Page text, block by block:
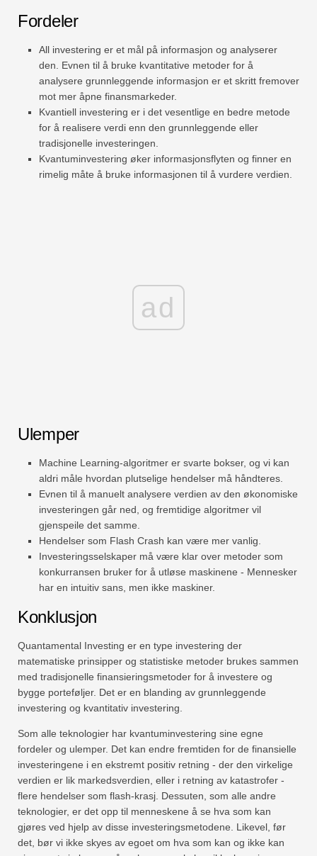
Fordeler
All investering er et mål på informasjon og analyserer
den. Evnen til å bruke kvantitative metoder for å
analysere grunnleggende informasjon er et skritt fremover
mot mer åpne finansmarkeder.
Kvantiell investering er i det vesentlige en bedre metode
for å realisere verdi enn den grunnleggende eller
tradisjonelle investeringen.
Kvantuminvestering øker informasjonsflyten og finner en
rimelig måte å bruke informasjonen til å vurdere verdien.
ad
Ulemper
Machine Learning-algoritmer er svarte bokser, og vi kan
aldri måle hvordan plutselige hendelser må håndteres.
Evnen til å manuelt analysere verdien av den økonomiske
investeringen går ned, og fremtidige algoritmer vil
gjenspeile det samme.
Hendelser som Flash Crash kan være mer vanlig.
Investeringsselskaper må være klar over metoder som
konkurransen bruker for å utløse maskinene - Mennesker
har en intuitiv sans, men ikke maskiner.
Konklusjon
Quantamental Investing er en type investering der
matematiske prinsipper og statistiske metoder brukes sammen
med tradisjonelle finansieringsmetoder for å investere og
bygge porteføljer. Det er en blanding av grunnleggende
investering og kvantitativ investering.
Som alle teknologier har kvantuminvestering sine egne
fordeler og ulemper. Det kan endre fremtiden for de finansielle
investeringene i en ekstremt positiv retning - der den virkelige
verdien er lik markedsverdien, eller i retning av katastrofer -
flere hendelser som flash-krasj. Dessuten, som alle andre
teknologier, er det opp til menneskene å se hva som kan
gjøres ved hjelp av disse investeringsmetodene. Likevel, før
det, bør vi ikke skyes av egoet om hva som kan og ikke kan